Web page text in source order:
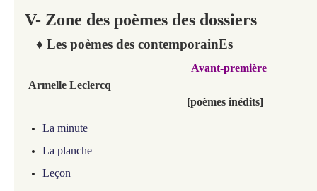
V- Zone des poèmes des dossiers
♦ Les poèmes des contemporainEs
Avant-première
Armelle Leclercq
[poèmes inédits]
La minute
La planche
Leçon